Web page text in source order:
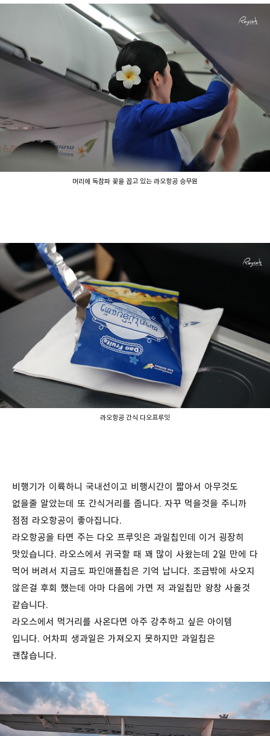
머리에 독참파 꽃을 꼽고 있는 라오항공 승무원
라오항공 간식 다오프루잇
비행기가 이륙하니 국내선이고 비행시간이 짧아서 아무것도
없을줄 알았는데 또 간식거리를 줍니다. 자꾸 먹을것을 주니까
점점 라오항공이 좋아집니다.
라오항공을 타면 주는 다오 프루잇은 과일칩인데 이거 굉장히
맛있습니다. 라오스에서 귀국할 때 꽤 많이 사왔는데 2일 만에 다
먹어 버려서 지금도 파인애플칩은 기억 납니다. 조금밖에 사오지
않은걸 후회 했는데 아마 다음에 가면 저 과일칩만 왕창 사올것
같습니다.
라오스에서 먹거리를 사온다면 아주 강추하고 싶은 아이템
입니다. 어차피 생과일은 가져오지 못하지만 과일칩은
괜찮습니다.